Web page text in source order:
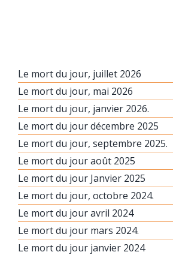
Le mort du jour, juillet 2026
Le mort du jour, mai 2026
Le mort du jour, janvier 2026.
Le mort du jour décembre 2025
Le mort du jour, septembre 2025.
Le mort du jour août 2025
Le mort du jour Janvier 2025
Le mort du jour, octobre 2024.
Le mort du jour avril 2024
Le mort du jour mars 2024.
Le mort du jour janvier 2024